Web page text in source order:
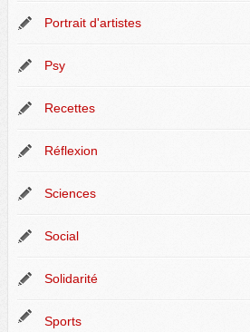
Portrait d'artistes
Psy
Recettes
Réflexion
Sciences
Social
Solidarité
Sports